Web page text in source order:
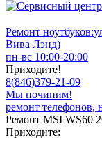
Ремонт ноутбуков:
Вива Лэнд)
пн-вс 10:00-20:00
Приходите!
8(846)379-21-09
Мы починим!
ремонт телефонов,
Ремонт MSI WS60
Приходите: